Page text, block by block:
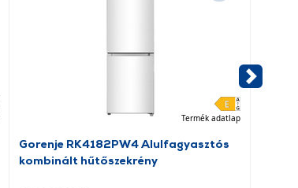
Termék adatlap
Gorenje RK4182PW4 Alulfagyasztós
kombinált hűtőszekrény